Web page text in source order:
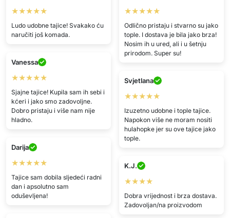
★★★★★
Ludo udobne tajice! Svakako ću
naručiti još komada.
★★★★★
Odlično pristaju i stvarno su jako
tople. I dostava je bila jako brza!
Nosim ih u ured, ali i u šetnju
prirodom. Super su!
Vanessa
★★★★★
Sjajne tajice! Kupila sam ih sebi i
kćeri i jako smo zadovoljne.
Dobro pristaju i više nam nije
hladno.
Svjetlana
★★★★★
Izuzetno udobne i tople tajice.
Napokon više ne moram nositi
hulahopke jer su ove tajice jako
tople.
Darija
★★★★★
Tajice sam dobila sljedeći radni
dan i apsolutno sam
oduševljena!
K.J.
★★★★
Dobra vrijednost i brza dostava.
Zadovoljan/na proizvodom